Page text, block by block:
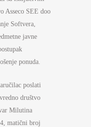
Asseco SEE doo
Softvera,
javne
ponuda.
poslati
društvo
Milutina
matični broj